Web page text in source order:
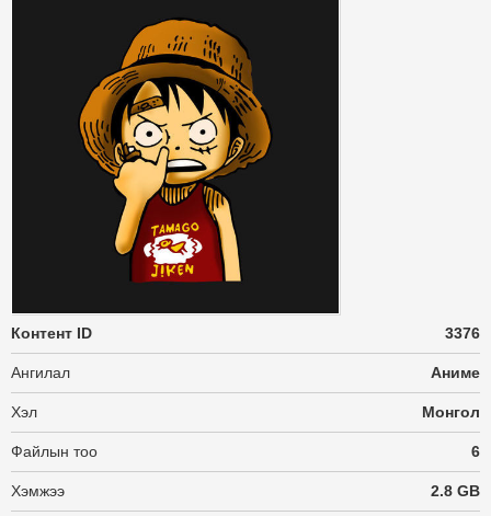
Контент ID 3376
Ангилал Аниме
Хэл Монгол
Файлын тоо 6
Хэмжээ 2.8 GB